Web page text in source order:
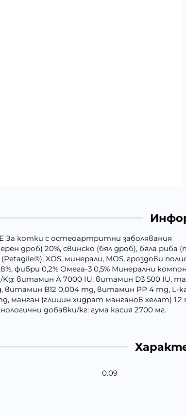
За котки с остеоартритни заболявания
дроб) 20%, свинско (бял дроб), бяла
XOS, минерали, MOS, гроздови
фибри 0,2% Омега-3 0,5% Минерални
витамин A 7000 IU, витамин D3 500 IU,
витамин B12 0,004 mg, витамин РР 4 mg, L-
манган (глицин хидрат манганов хелат)
добавки/кг: гума касия 2700 мг.
0.09